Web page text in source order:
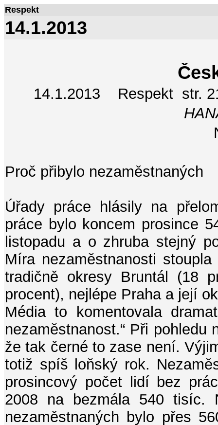
Respekt
14.1.2013
14.1.2013
Respekt str.
Proč přibylo nezaměstnaných
Úřady práce hlásily na
práce bylo koncem prosince
listopadu a o zhruba stejný
Míra nezaměstnanosti
tradičně okresy Bruntál (18
procent), nejlépe Praha a její
Média to komentovala
nezaměstnanost.“ Při
že tak černé to zase není.
totiž spíš loňský rok.
prosincový počet lidí bez
2008 na bezmála 540 tisíc.
nezaměstnaných bylo přes